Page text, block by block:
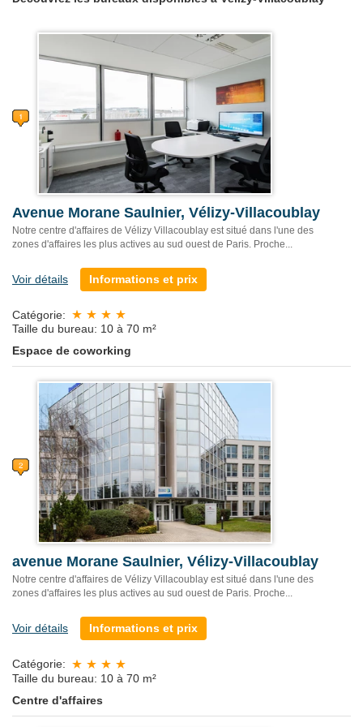
Avenue Morane Saulnier, Vélizy-Villacoublay
Notre centre d'affaires de Vélizy Villacoublay est situé dans l'une des
zones d'affaires les plus actives au sud ouest de Paris. Proche...
Voir détails Informations et prix
Catégorie:
Taille du bureau: 10 à 70 m²
Espace de coworking
avenue Morane Saulnier, Vélizy-Villacoublay
Notre centre d'affaires de Vélizy Villacoublay est situé dans l'une des
zones d'affaires les plus actives au sud ouest de Paris. Proche...
Voir détails Informations et prix
Catégorie:
Taille du bureau: 10 à 70 m²
Centre d'affaires